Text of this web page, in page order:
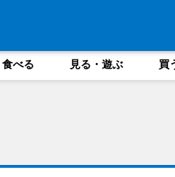
食べる 見る・遊ぶ 買